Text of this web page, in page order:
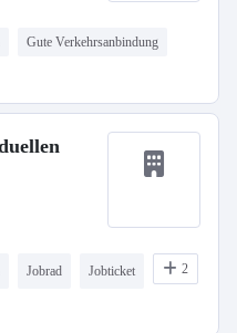
Gute Verkehrsanbindung
Jobrad Jobticket 2